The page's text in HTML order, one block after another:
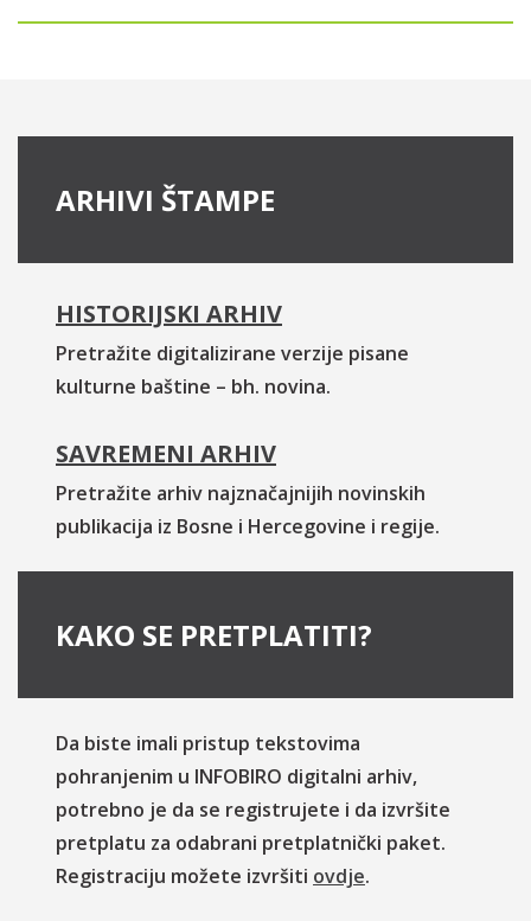
ARHIVI ŠTAMPE
HISTORIJSKI ARHIV
Pretražite digitalizirane verzije pisane
kulturne baštine – bh. novina.
SAVREMENI ARHIV
Pretražite arhiv najznačajnijih novinskih
publikacija iz Bosne i Hercegovine i regije.
KAKO SE PRETPLATITI?
Da biste imali pristup tekstovima
pohranjenim u INFOBIRO digitalni arhiv,
potrebno je da se registrujete i da izvršite
pretplatu za odabrani pretplatnički paket.
Registraciju možete izvršiti ovdje.